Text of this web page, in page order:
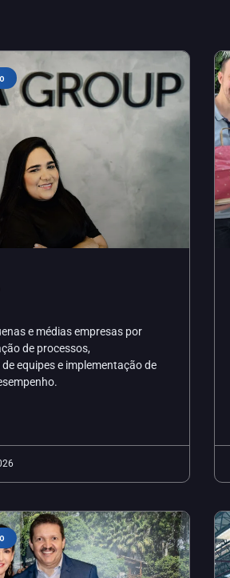
e médias empresas por
de processos,
equipes e implementação de